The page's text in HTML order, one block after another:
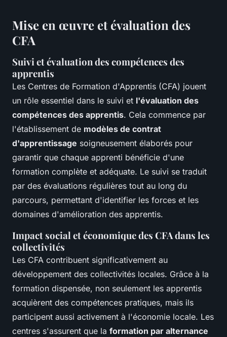
Mise en œuvre et évaluation des
CFA
Suivi et évaluation des compétences des
apprentis
Les Centres de Formation d'Apprentis (CFA) jouent
un rôle essentiel dans le suivi et l'évaluation des
compétences des apprentis. Cela commence par
l'établissement de modèles de contrat
d'apprentissage soigneusement élaborés pour
garantir que chaque apprenti bénéficie d'une
formation complète et adéquate. Le suivi se traduit
par des évaluations régulières tout au long du
parcours, permettant d'identifier les forces et les
domaines d'amélioration des apprentis.
Impact social et économique des CFA dans les
collectivités
Les CFA contribuent significativement au
développement des collectivités locales. Grâce à la
formation dispensée, non seulement les apprentis
acquièrent des compétences pratiques, mais ils
participent aussi activement à l'économie locale. Les
centres s'assurent que la formation par alternance